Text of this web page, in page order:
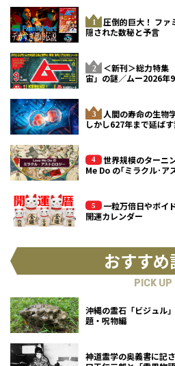
圧倒的巨大！ ファ
隠された数秘と予言
＜新刊＞総力特集
宙」の謎／ムー2026年
人間の寿命の生物
しかし627年まで延ば
世界規模のターニ
Me Do の｢ミラクル･ア
一粒万倍日やボイ
開運カレンダー
おすすめ
PICK UP
沖縄の霊石「ビジュル
題・呪物編
神道霊学の奥義書に記